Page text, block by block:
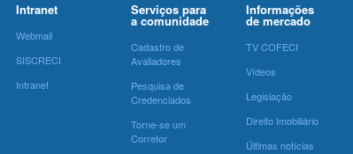
Intranet
Webmail
SISCRECI
Intranet
Serviços para
a comunidade
Cadastro de
Avaliadores
Pesquisa de
Credenciados
Torne-se um
Corretor
Informações
de mercado
TV COFECI
Vídeos
Legislação
Direito Imobiliário
Últimas notícias